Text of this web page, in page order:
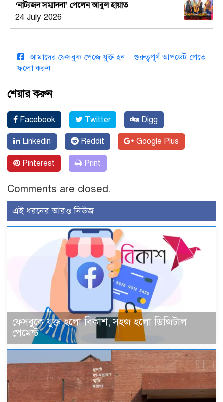
‘নাট্যজন সম্মাননা’ পেলেন আবুল হায়াত
24 July 2026
আমাদের ফেসবুক পেজে যুক্ত হন – গুরুত্বপূর্ণ আপডেট পেতে
ফলো করুন
শেয়ার করুন
Facebook Twitter Digg
Linkedin Reddit Google Plus
Pinterest Print
Comments are closed.
এই ধরনের আরও নিউজ
ফেসবুকে যুক্ত হলো বিকাশ, সহজ হলো ডিজিটাল
পেমেন্ট